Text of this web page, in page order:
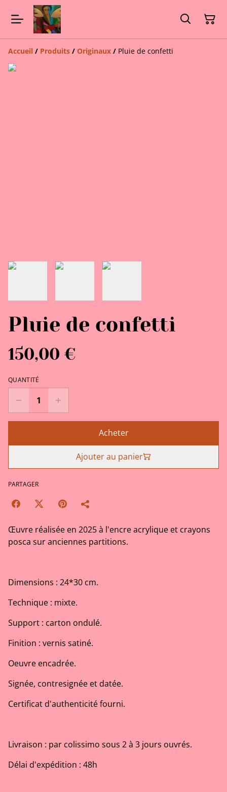
Accueil / Produits / Originaux / Pluie de confetti
Pluie de confetti
150,00 €
QUANTITÉ
Acheter
Ajouter au panier
PARTAGER
Œuvre réalisée en 2025 à l'encre acrylique et crayons
posca sur anciennes partitions.
Dimensions : 24*30 cm.
Technique : mixte.
Support : carton ondulé.
Finition : vernis satiné.
Oeuvre encadrée.
Signée, contresignée et datée.
Certificat d'authenticité fourni.
Livraison : par colissimo sous 2 à 3 jours ouvrés.
Délai d'expédition : 48h